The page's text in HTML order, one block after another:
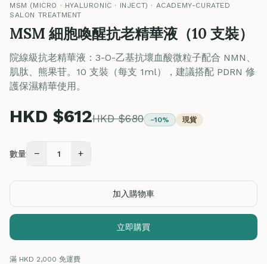
MSM (MICRO · HYALURONIC · INJECT) · ACADEMY-CURATED
SALON TREATMENT
MSM 細胞喚醒抗老精華液（10 支裝）
院線級抗老精華液：3-O-乙基抗壞血酸微粒子配合 NMN、
肌肽、熊果苷。10 支裝（每支 1ml），建議搭配 PDRN 修
護保濕精華使用。
HKD $612HKD $680 −10% 現貨
數量 − 1 +
加入購物車
立即購買
滿 HKD 2,000 免運費